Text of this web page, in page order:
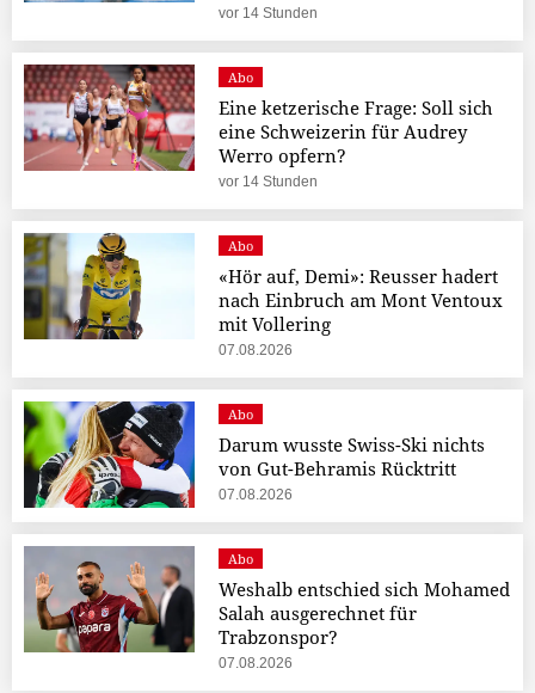
vor 14 Stunden
Abo
Eine ketzerische Frage: Soll sich
eine Schweizerin für Audrey
Werro opfern?
vor 14 Stunden
Abo
«Hör auf, Demi»: Reusser hadert
nach Einbruch am Mont Ventoux
mit Vollering
07.08.2026
Abo
Darum wusste Swiss-Ski nichts
von Gut-Behramis Rücktritt
07.08.2026
Abo
Weshalb entschied sich Mohamed
Salah ausgerechnet für
Trabzonspor?
07.08.2026